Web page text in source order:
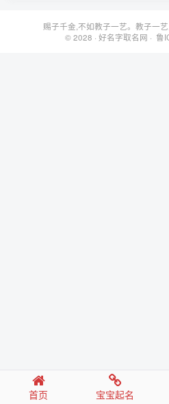
赐子千金,不如教子一艺。教子一
© 2028 · 好名字取名网 · 鲁
首页 宝宝起名